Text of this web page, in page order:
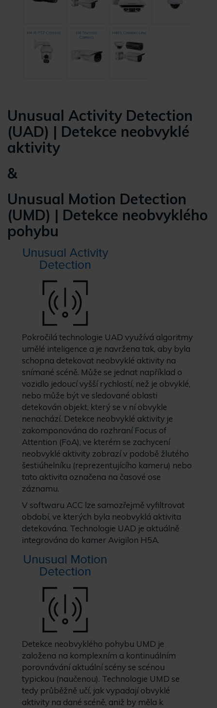
Unusual Activity Detection
(UAD) | Detekce neobvyklé
aktivity
&
Unusual Motion Detection
(UMD) | Detekce neobvyklého
pohybu
Pokročilá technologie UAD využívá algoritmy
umělé inteligence a je navržena tak, aby byla
schopna detekovat neobvyklé aktivity na
snímané scéně. Může se jednat například o
vozidlo jedoucí vyšší rychlostí, než je obvyklé,
nebo může být ve sledované oblasti
detekován objekt, který se v ní obvykle
nenachází. Detekce neobvyklé aktivity je
zakomponována do rozhraní Focus of
Attention (FoA), ve kterém se zachycení
neobvyklé aktivity zobrazí v podobě žlutého
šestiúhelníku (reprezentujícího kameru) nebo
tato aktivita označena na časové ose
záznamu.
V softwaru ACC lze samozřejmě vyfiltrovat
období, ve kterých byla neobvyklá aktivita
detekována. Technologie UAD je aktuálně
integrována do kamer Avigilon H5A.
Detekce neobvyklého pohybu UMD je
založena na komplexním a kontinuálním
porovnávání aktuální scény se scénou
typickou (naučenou). Technologie UMD se
tedy průběžně učí, jak vypadají obvyklé
aktivity na dané scéně, aniž by měla k